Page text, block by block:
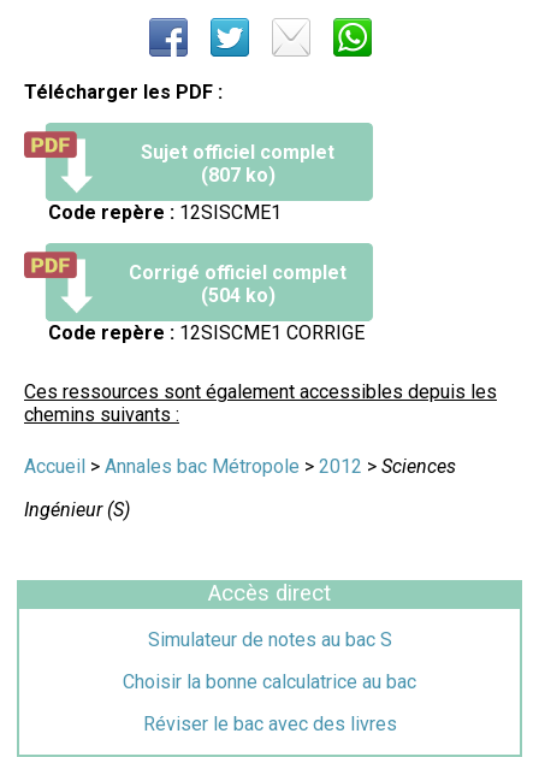
Télécharger les PDF :
Sujet officiel complet
(807 ko)
Code repère : 12SISCME1
Corrigé officiel complet
(504 ko)
Code repère : 12SISCME1 CORRIGE
Ces ressources sont également accessibles depuis les
chemins suivants :
Accueil > Annales bac Métropole > 2012 > Sciences
Ingénieur (S)
Accès direct
Simulateur de notes au bac S
Choisir la bonne calculatrice au bac
Réviser le bac avec des livres